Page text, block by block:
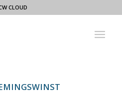
CLOUD